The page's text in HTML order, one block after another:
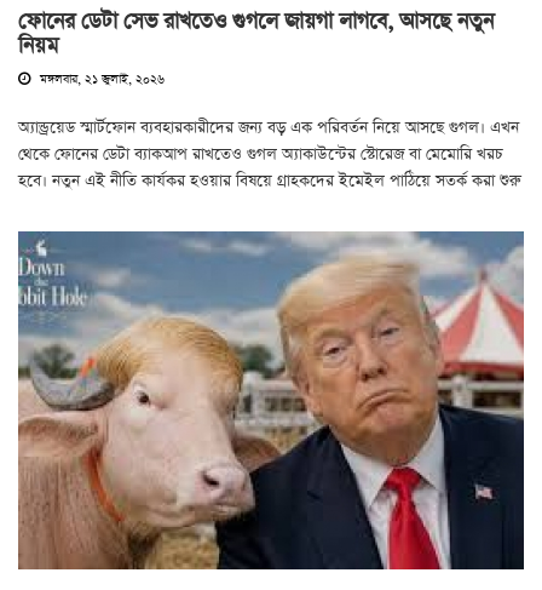
ফোনের ডেটা সেভ রাখতেও গুগলে জায়গা লাগবে, আসছে নতুন
নিয়ম
মঙ্গলবার, ২১ জুলাই, ২০২৬
অ্যান্ড্রয়েড স্মার্টফোন ব্যবহারকারীদের জন্য বড় এক পরিবর্তন নিয়ে আসছে গুগল। এখন
থেকে ফোনের ডেটা ব্যাকআপ রাখতেও গুগল অ্যাকাউন্টের স্টোরেজ বা মেমোরি খরচ
হবে। নতুন এই নীতি কার্যকর হওয়ার বিষয়ে গ্রাহকদের ইমেইল পাঠিয়ে সতর্ক করা শুরু